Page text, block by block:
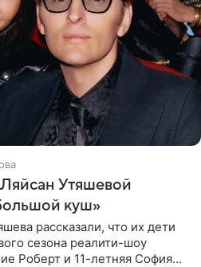
Утяшевой
куш»
рассказали, что их дети
сезона реалити-шоу
Роберт и 11-летняя София